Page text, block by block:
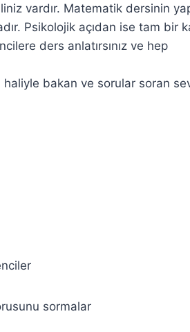
vardır. Matematik dersinin
Psikolojik açıdan ise tam bir
ders anlatırsınız ve hep
haliyle bakan ve sorular soran
sormalar